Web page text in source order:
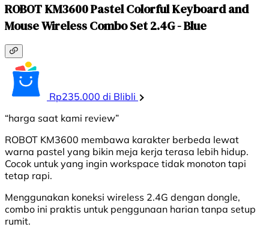
ROBOT KM3600 Pastel Colorful Keyboard and
Mouse Wireless Combo Set 2.4G - Blue
Rp235.000 di Blibli
“harga saat kami review”
ROBOT KM3600 membawa karakter berbeda lewat
warna pastel yang bikin meja kerja terasa lebih hidup.
Cocok untuk yang ingin workspace tidak monoton tapi
tetap rapi.
Menggunakan koneksi wireless 2.4G dengan dongle,
combo ini praktis untuk penggunaan harian tanpa setup
rumit.